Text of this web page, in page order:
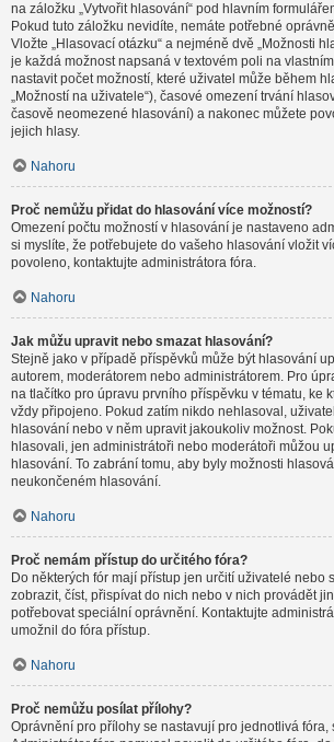
na záložku „Vytvořit hlasování“ pod hlavním
Pokud tuto záložku nevidíte, nemáte potřebné
Vložte „Hlasovací otázku“ a nejméně dvě „Možnosti
je každá možnost napsaná v textovém poli na
nastavit počet možností, které uživatel může během
„Možností na uživatele“), časové omezení trvání
časově neomezené hlasování) a nakonec můžete
jejich hlasy.
Nahoru
Proč nemůžu přidat do hlasování více možností?
Omezení počtu možností v hlasování je nastaveno
si myslíte, že potřebujete do vašeho hlasování vložit
povoleno, kontaktujte administrátora fóra.
Nahoru
Jak můžu upravit nebo smazat hlasování?
Stejně jako v případě příspěvků může být hlasování
autorem, moderátorem nebo administrátorem. Pro
na tlačítko pro úpravu prvního příspěvku v tématu, ke
vždy připojeno. Pokud zatím nikdo nehlasoval,
hlasování nebo v něm upravit jakoukoliv možnost.
hlasovali, jen administrátoři nebo moderátoři můžou
hlasování. To zabrání tomu, aby byly možnosti
neukončeném hlasování.
Nahoru
Proč nemám přístup do určitého fóra?
Do některých fór mají přístup jen určití uživatelé nebo
zobrazit, číst, přispívat do nich nebo v nich provádět
potřebovat speciální oprávnění. Kontaktujte
umožnil do fóra přístup.
Nahoru
Proč nemůžu posílat přílohy?
Oprávnění pro přílohy se nastavují pro jednotlivá